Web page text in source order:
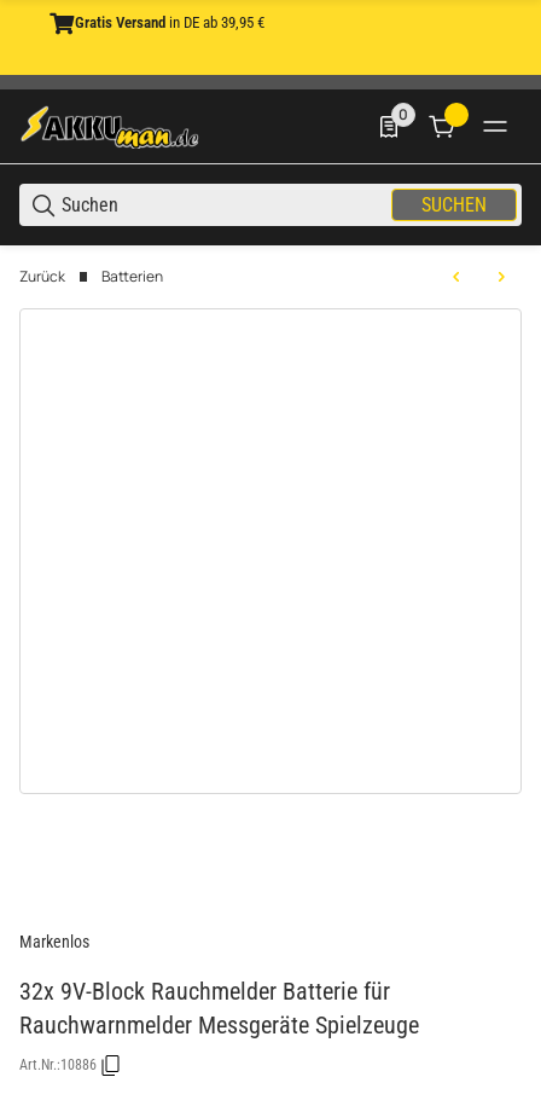
Gratis Versand in DE ab 39,95 €
SUCHEN
0
0 Produkte in der
Zurück Batterien
Markenlos
32x 9V-Block Rauchmelder Batterie für
Rauchwarnmelder Messgeräte Spielzeuge
Art.Nr.:10886